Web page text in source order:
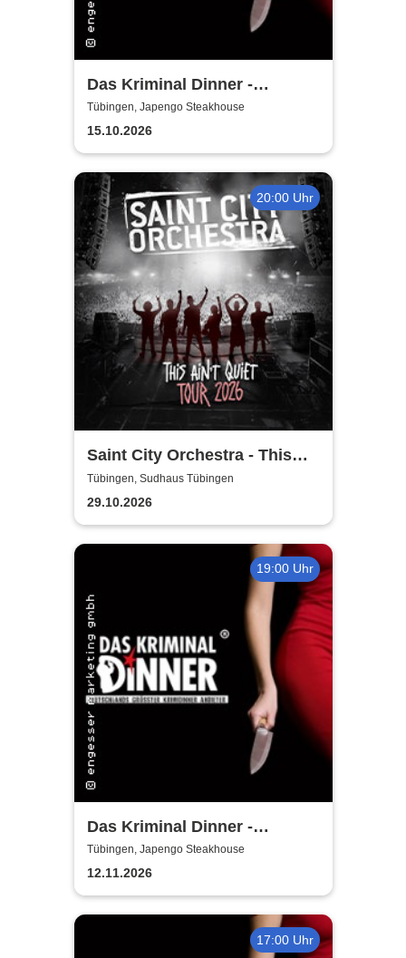
Das Kriminal Dinner -
Faustdickes Verbrechen
Tübingen, Japengo Steakhouse
15.10.2026
20:00 Uhr
Saint City Orchestra - This
Ain´t Quiet Tour 2026
Tübingen, Sudhaus Tübingen
29.10.2026
19:00 Uhr
Das Kriminal Dinner -
Tödliche Vergangenheit
Tübingen, Japengo Steakhouse
12.11.2026
17:00 Uhr